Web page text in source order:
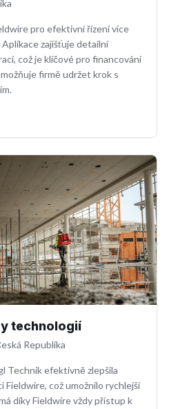
pro efektivní řízení více
zajišťuje detailní
což je klíčové pro financování
firmě udržet krok s
technologií
Republika
Technik efektivně zlepšila
Fieldwire, což umožnilo rychlejší
díky Fieldwire vždy přístup k